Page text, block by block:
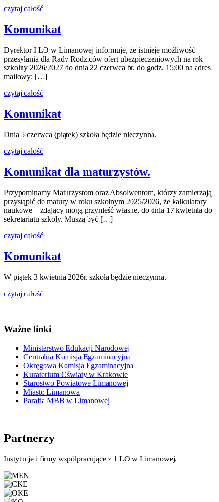
czytaj całość
Komunikat
Dyrektor I LO w Limanowej informuje, że istnieje możliwość
przesyłania dla Rady Rodziców ofert ubezpieczeniowych na rok
szkolny 2026/2027 do dnia 22 czerwca br. do godz. 15:00 na adres
mailowy: […]
czytaj całość
Komunikat
Dnia 5 czerwca (piątek) szkoła będzie nieczynna.
czytaj całość
Komunikat dla maturzystów.
Przypominamy Maturzystom oraz Absolwentom, którzy zamierzają
przystąpić do matury w roku szkolnym 2025/2026, że kalkulatory
naukowe – zdający mogą przynieść własne, do dnia 17 kwietnia do
sekretariatu szkoły. Muszą być […]
czytaj całość
Komunikat
W piątek 3 kwietnia 2026r. szkoła będzie nieczynna.
czytaj całość
Ważne linki
Ministerstwo Edukacji Narodowej
Centralna Komisja Egzaminacyjna
Okręgowa Komisja Egzaminacyjna
Kuratorium Oświaty w Krakowie
Starostwo Powiatowe Limanowej
Miasto Limanowa
Parafia MBB w Limanowej
Partnerzy
Instytucje i firmy współpracujące z 1 LO w Limanowej.